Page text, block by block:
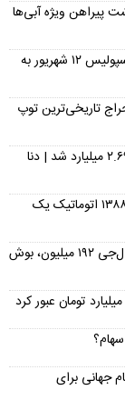
پیراهن ویژه آبی‌ها
تاریخ احتمالی دربی ۱۰۷ مشخص شد؛ استقلال و پرسپولیس ۱۲ شهریور به
می‌ارزد؟ حراج تاریخی‌ترین توپ
قیمت دنا امروز ۱۷ مرداد ۱۴۰۵؛ دنا پلاس اتوماتیک ۲.۶۹ میلیارد شد | دنا
قیمت پژو پارس کارکرده به ۱.۵ میلیارد رسید؛ پارس ۱۳۸۸ اتوماتیک یک
قیمت ماشین ظرفشویی به ۲۰۰ میلیون نزدیک شد؛ ال‌جی ۱۹۲ میلیون، بوش
جهانی برای